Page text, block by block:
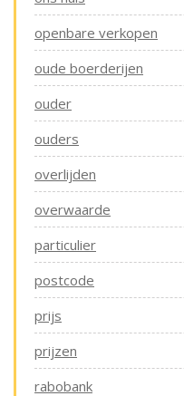
openbare verkopen
oude boerderijen
ouder
ouders
overlijden
overwaarde
particulier
postcode
prijs
prijzen
rabobank